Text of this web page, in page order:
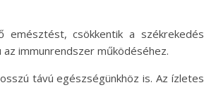
emésztést, csökkentik a székrekedés
immunrendszer működéséhez.
távú egészségünkhöz is. Az ízletes